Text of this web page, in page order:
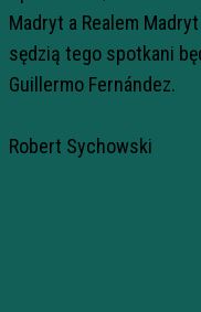
Madryt a Realem
sędzią tego spotkani
Guillermo Fernández.
Robert Sychowski